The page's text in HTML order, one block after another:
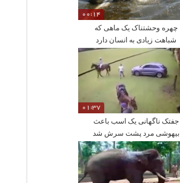
00:14
چهره وحشتناک یک ماهی که
شباهت زیادی به انسان دارد
کاریران را ترساند
01:37
جفتک ناگهانی یک اسب باعث
بیهوشی مرد پشت سرش شد